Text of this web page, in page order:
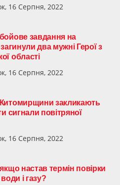
16 Серпня, 2022
завдання на
два мужні Герої з
області
16 Серпня, 2022
закликають
сигнали повітряної
16 Серпня, 2022
настав термін повірки
і газу?